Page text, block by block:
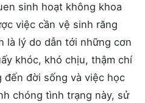
sinh hoạt không khoa
việc cần vệ sinh răng
là lý do dẫn tới những cơn
khóc, khó chịu, thậm chí
đến đời sống và việc học
chóng tình trạng này, sử